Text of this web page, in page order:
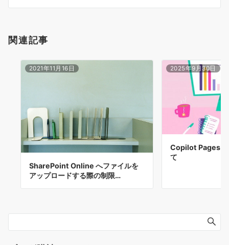
ン
関連記事
2021年11月16日
SharePoint Online へファイルを
アップロードする際の制限…
2025年9月30日
Copilot Pages
て